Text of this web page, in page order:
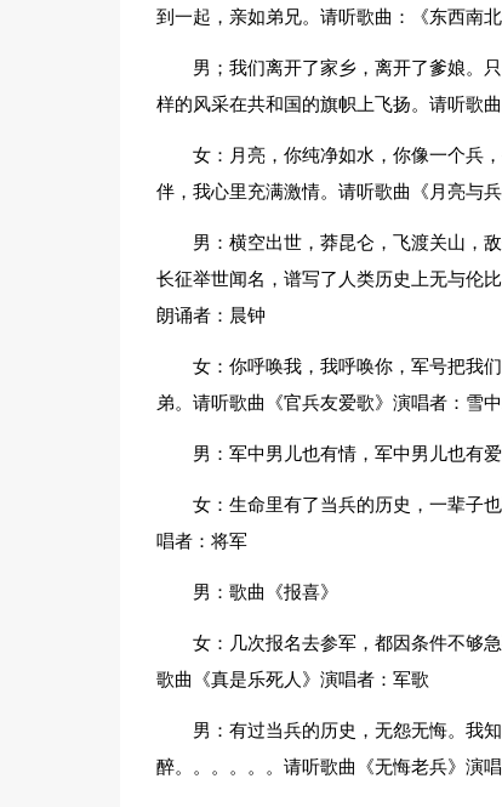
到一起，亲如弟兄。请听歌曲：《东西南
男；我们离开了家乡，离开了爹娘。
样的风采在共和国的旗帜上飞扬。请听歌
女：月亮，你纯净如水，你像一个兵
伴，我心里充满激情。请听歌曲《月亮与
男：横空出世，莽昆仑，飞渡关山，
长征举世闻名，谱写了人类历史上无与伦
朗诵者：晨钟
女：你呼唤我，我呼唤你，军号把我
弟。请听歌曲《官兵友爱歌》演唱者：雪
男：军中男儿也有情，军中男儿也有
女：生命里有了当兵的历史，一辈子
唱者：将军
男：歌曲《报喜》
女：几次报名去参军，都因条件不够
歌曲《真是乐死人》演唱者：军歌
男：有过当兵的历史，无怨无悔。我
醉。。。。。。请听歌曲《无悔老兵》演